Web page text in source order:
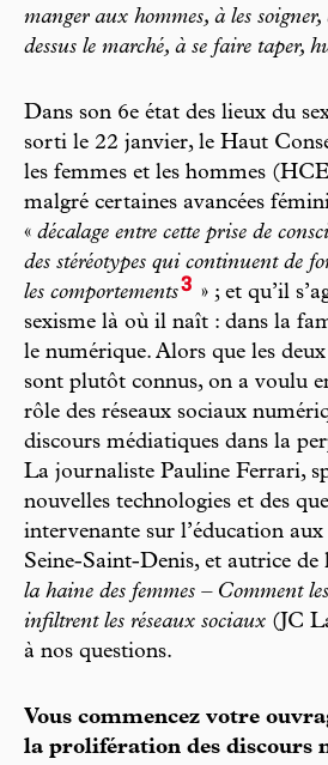
manger aux hommes, à les soigner,
dessus le marché, à se faire taper,
Dans son 6e état des lieux du
sorti le 22 janvier, le Haut
les femmes et les hommes
malgré certaines avancées
« décalage entre cette prise de
des stéréotypes qui continuent de
les comportements3 » ; et qu’il
sexisme là où il naît : dans la
le numérique. Alors que les
sont plutôt connus, on a voulu
rôle des réseaux sociaux
discours médiatiques dans la
La journaliste Pauline Ferrari,
nouvelles technologies et des
intervenante sur l’éducation
Seine-Saint-Denis, et autrice de
la haine des femmes – Comment
infiltrent les réseaux sociaux (JC
à nos questions.
Vous commencez votre
la prolifération des discours